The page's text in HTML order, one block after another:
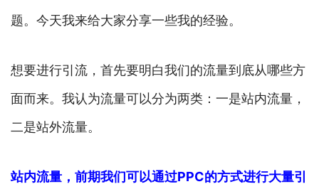
题。今天我来给大家分享一些我的经验。
想要进行引流，首先要明白我们的流量到底从哪些方
面而来。我认为流量可以分为两类：一是站内流量，
二是站外流量。
站内流量，前期我们可以通过PPC的方式进行大量引